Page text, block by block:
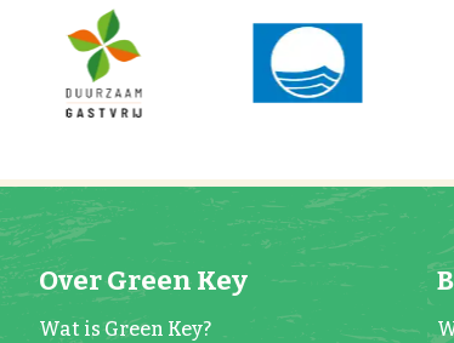
Over Green Key
Wat is Green Key?